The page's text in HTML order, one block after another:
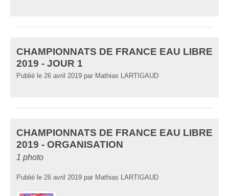
CHAMPIONNATS DE FRANCE EAU LIBRE
2019 - JOUR 1
Publié le 26 avril 2019 par Mathias LARTIGAUD
CHAMPIONNATS DE FRANCE EAU LIBRE
2019 - ORGANISATION
1 photo
Publié le 26 avril 2019 par Mathias LARTIGAUD